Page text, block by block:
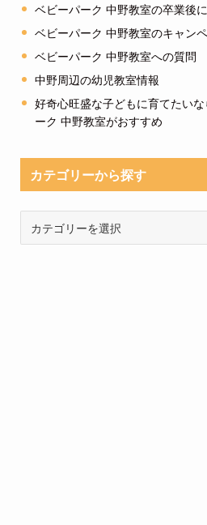
ベビーパーク 中野教室の卒業後
ベビーパーク 中野教室のキャン
ベビーパーク 中野教室への質問
中野周辺の幼児教室情報
好奇心旺盛な子どもに育てたい
ーク 中野教室がおすすめ
カテゴリーから探す